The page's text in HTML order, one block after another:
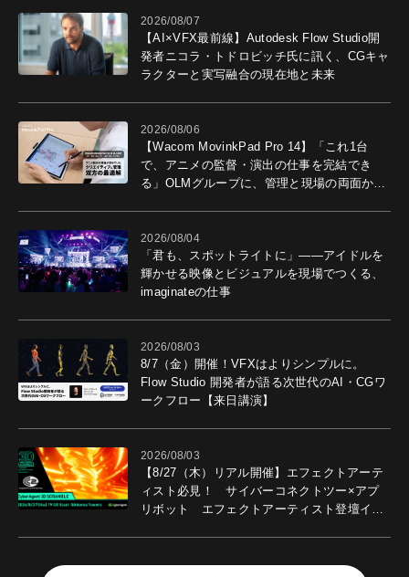
2026/08/07
【AI×VFX最前線】Autodesk Flow Studio開
発者ニコラ・トドロビッチ氏に訊く、CGキャ
ラクターと実写融合の現在地と未来
2026/08/06
【Wacom MovinkPad Pro 14】「これ1台
で、アニメの監督・演出の仕事を完結でき
る」OLMグループに、管理と現場の両面から
2026/08/04
「君も、スポットライトに」――アイドルを
輝かせる映像とビジュアルを現場でつくる、
imaginateの仕事
2026/08/03
8/7（金）開催！VFXはよりシンプルに。
Flow Studio 開発者が語る次世代のAI・CGワ
ークフロー【来日講演】
2026/08/03
【8/27（木）リアル開催】エフェクトアーテ
ィスト必見！ サイバーコネクトツー×アプ
リボット エフェクトアーティスト登壇イベ